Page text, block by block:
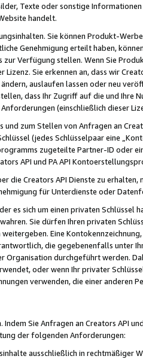
Texte oder sonstige
handelt.
Sie können Produkt-
Genehmigung erteilt haben,
zur Verfügung stellen. Wenn Sie
Sie erkennen an, dass wir
auslaufen lassen oder neu
dass Ihr Zugriff auf die und Ihre
(einschließlich dieser
zum Stellen von Anfragen an
(jedes Schlüsselpaar eine
zugeteilte Partner-ID oder
API und PA API
die Creators API Dienste zu
für Unterdienste oder
es sich um einen privaten
Sie dürfen Ihren privaten
Eine
die gegebenenfalls unter
Organisation durchgeführt werden.
oder wenn Ihr privater
verwenden, die einer anderen
. Indem Sie Anfragen an Creators API
der folgenden Anforderungen:
ausschließlich in rechtmäßiger